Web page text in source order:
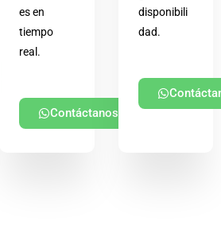
es en
tiempo
real.
Contáctanos
disponibili
dad.